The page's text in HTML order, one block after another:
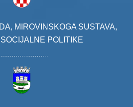
MIROVINSKOGA SUSTAVA,
POLITIKE